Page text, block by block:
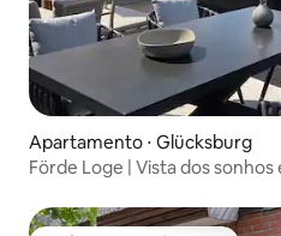
Apartamento ⋅ Glücksburg
Förde Loge | Vista dos sonhos